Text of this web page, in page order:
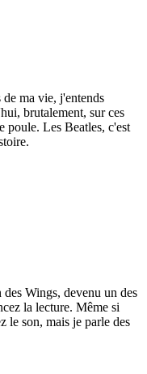
ma vie, j'entends
brutalement, sur ces
poule. Les Beatles, c'est
Wings, devenu un des
la lecture. Même si
le son, mais je parle des